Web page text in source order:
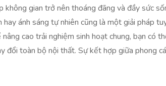
gian trở nên thoáng đãng và đầy sức
ánh sáng tự nhiên cũng là một giải pháp
cao trải nghiệm sinh hoạt chung, bạn có
đổi toàn bộ nội thất. Sự kết hợp giữa phong